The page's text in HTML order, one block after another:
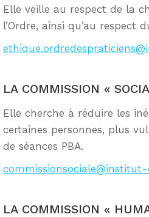
Elle veille au respect de la
l’Ordre, ainsi qu’au respect
LA COMMISSION «
Elle cherche à réduire les
certaines personnes, plus
de séances PBA.
LA COMMISSION «